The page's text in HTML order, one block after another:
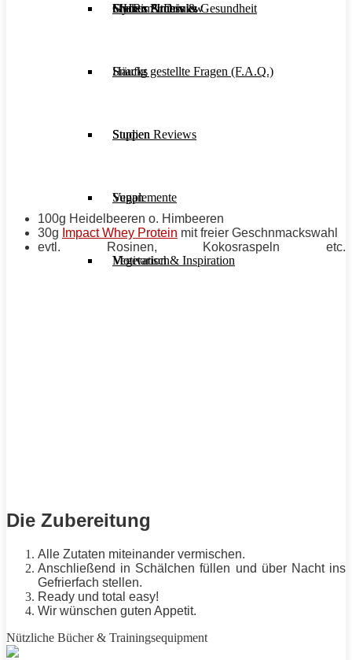
Frauen Fitness & Gesundheit
Häufig gestellte Fragen (F.A.Q.)
Studien Reviews
Supplemente
Motivation & Inspiration
Shakes & Drinks
Snacks
Suppen
Vegan
Vegetarisch
Gym im Interview
MHRx Archiv
100g Heidelbeeren o. Himbeeren
30g Impact Whey Protein mit freier Geschnmackswahl
evtl. Rosinen, Kokosraspeln etc.
Die Zubereitung
Alle Zutaten miteinander vermischen.
Anschließend in Schälchen füllen und über Nacht ins
Gefrierfach stellen.
Ready und total easy!
Wir wünschen guten Appetit.
Nützliche Bücher & Trainingsequipment